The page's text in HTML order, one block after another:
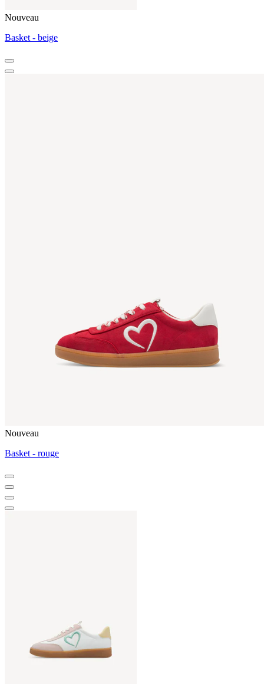
Nouveau
Basket - beige
Nouveau
Basket - rouge